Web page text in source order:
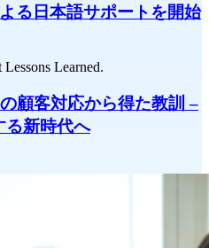
る日本語サポートを開始
顧客対応から得た教訓 –
る新時代へ